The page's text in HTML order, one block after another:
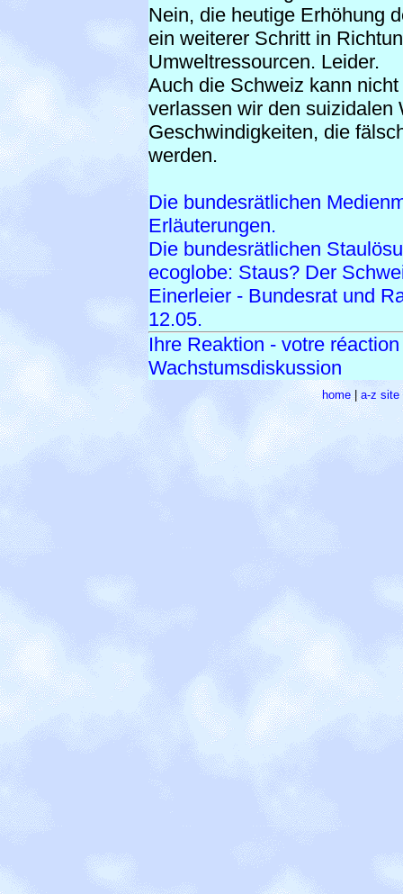
Nein, die heutige Erhöhung
ein weiterer Schritt in
Umweltressourcen. Leider.
Auch die Schweiz kann
verlassen wir den suizidalen
Geschwindigkeiten, die
werden.
Die bundesrätlichen
Erläuterungen.
Die bundesrätlichen
ecoglobe: Staus? Der
Einerleier - Bundesrat und
12.05.
Ihre Reaktion - votre réaction
Wachstumsdiskussion
home|a-z site